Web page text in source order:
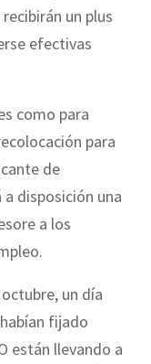
un plus
efectivas
como para
para
de
disposición una
a los
un día
fijado
están llevando a